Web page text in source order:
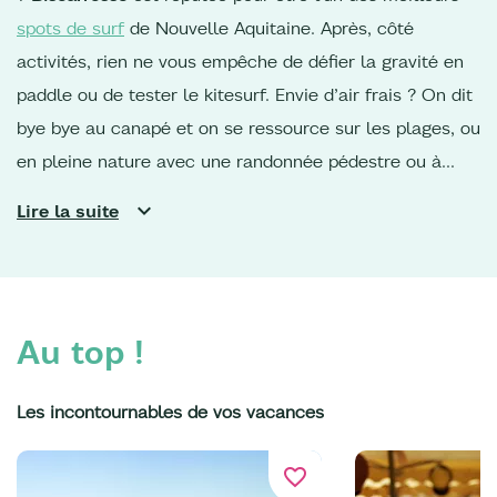
spots de surf de Nouvelle Aquitaine. Après, côté
activités, rien ne vous empêche de défier la gravité en
paddle ou de tester le kitesurf. Envie d’air frais ? On dit
bye bye au canapé et on se ressource sur les plages, ou
en pleine nature avec une randonnée pédestre ou à
croquer quelques huîtres…
Grands Lacs s’engage au quotidien pour préserver et
Lire la suite
Au top !
Les incontournables de vos vacances
favorite_border